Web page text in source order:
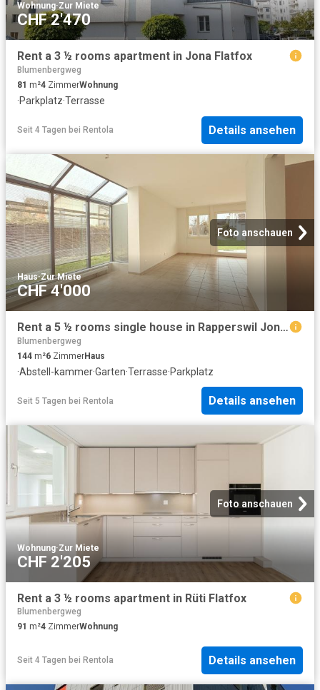
Wohnung·Zur Miete
CHF 2'470
Rent a 3 ½ rooms apartment in Jona Flatfox
Blumenbergweg
81 m²4 ZimmerWohnung
·Parkplatz·Terrasse
Seit 4 Tagen bei Rentola Details ansehen
Foto anschauen
Haus·Zur Miete
CHF 4'000
Rent a 5 ½ rooms single house in Rapperswil Jona Flatfox
Blumenbergweg
144 m²6 ZimmerHaus
·Abstell-kammer·Garten·Terrasse·Parkplatz
Seit 5 Tagen bei Rentola Details ansehen
Foto anschauen
Wohnung·Zur Miete
CHF 2'205
Rent a 3 ½ rooms apartment in Rüti Flatfox
Blumenbergweg
91 m²4 ZimmerWohnung
Seit 4 Tagen bei Rentola Details ansehen